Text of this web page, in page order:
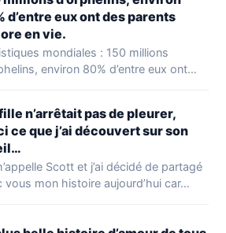
d’entre eux ont des parents
en vie.
mondiales : 150 millions
environ 80% d’entre eux ont
n’arrêtait pas de pleurer,
ce que j’ai découvert sur son
Scott et j’ai décidé de partagé
vous mon histoire aujourd’hui car…